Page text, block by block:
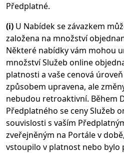
Předplatné.
(i) U Nabídek se závazkem
založena na množství
Některé nabídky vám mohou
množství Služeb online
platnosti a vaše cenová
způsobem upravena, ale
nebudou retroaktivní. Během
Předplatného se ceny Služeb
souvislosti s vaším
zveřejněným na Portále v
vstoupilo v platnost nebo bylo